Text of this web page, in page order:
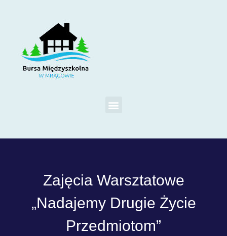
Zajęcia Warsztatowe
„Nadajemy Drugie Życie
Przedmiotom”